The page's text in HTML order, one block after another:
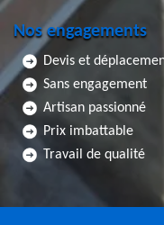
Nos engagements
Devis et
Sans engagement
Artisan passionné
Prix imbattable
Travail de qualité